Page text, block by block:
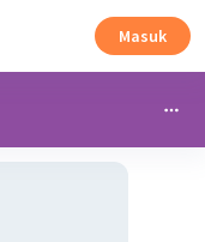
Masuk